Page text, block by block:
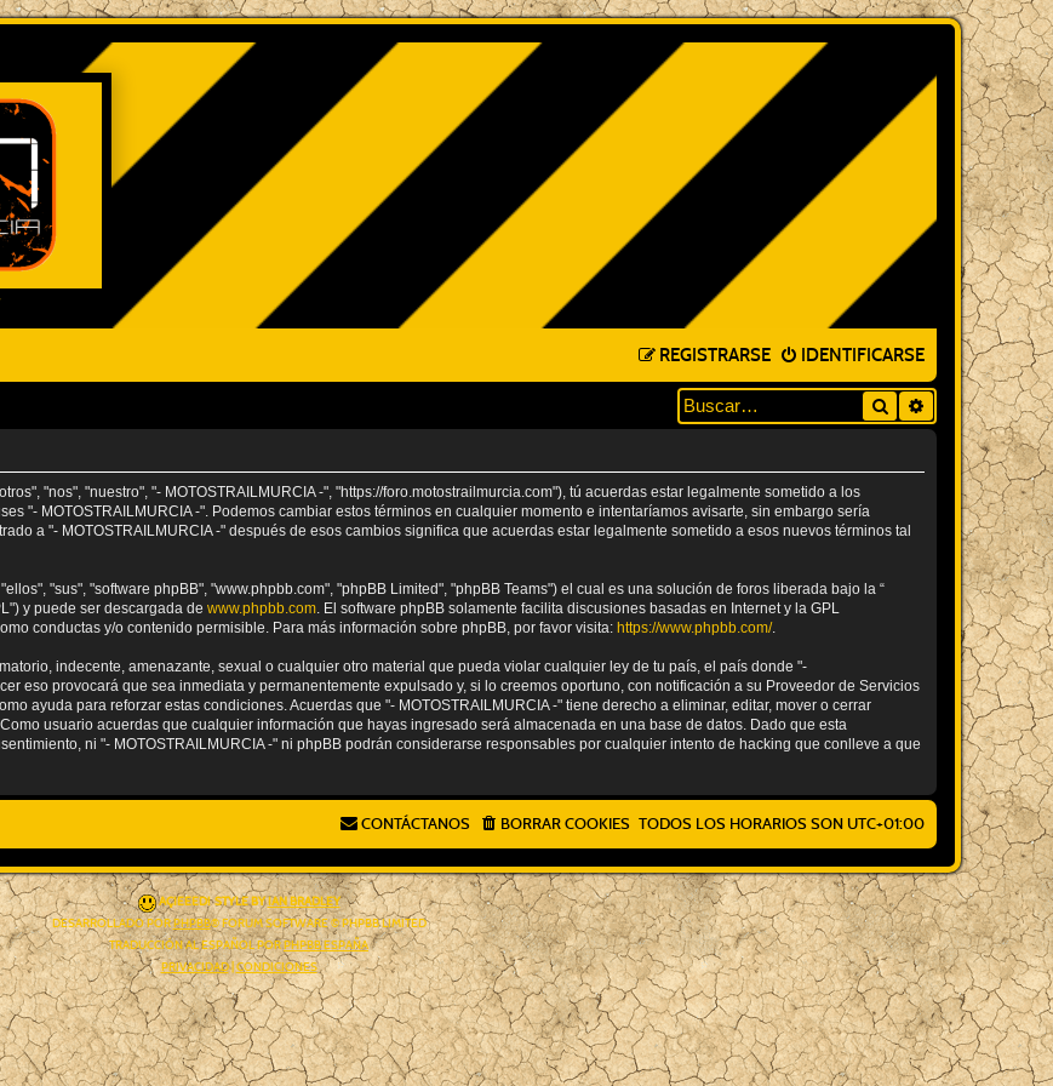
IDENTIFICARSE
REGISTRARSE
Buscar BÚSQUEDA
"nos", "nuestro", "- MOTOSTRAILMURCIA -", "https://foro.motostrailmurcia.com"), tú acuerdas estar legalmente sometido a los
"- MOTOSTRAILMURCIA -". Podemos cambiar estos términos en cualquier momento e intentaríamos avisarte, sin embargo sería
a "- MOTOSTRAILMURCIA -" después de esos cambios significa que acuerdas estar legalmente sometido a esos nuevos términos tal
"sus", "software phpBB", "www.phpbb.com", "phpBB Limited", "phpBB Teams") el cual es una solución de foros liberada bajo la “
y puede ser descargada de www.phpbb.com. El software phpBB solamente facilita discusiones basadas en Internet y la GPL
conductas y/o contenido permisible. Para más información sobre phpBB, por favor visita: https://www.phpbb.com/.
indecente, amenazante, sexual o cualquier otro material que pueda violar cualquier ley de tu país, el país donde "-
eso provocará que sea inmediata y permanentemente expulsado y, si lo creemos oportuno, con notificación a su Proveedor de Servicios
ayuda para reforzar estas condiciones. Acuerdas que "- MOTOSTRAILMURCIA -" tiene derecho a eliminar, editar, mover o cerrar
usuario acuerdas que cualquier información que hayas ingresado será almacenada en una base de datos. Dado que esta
ni "- MOTOSTRAILMURCIA -" ni phpBB podrán considerarse responsables por cualquier intento de hacking que conlleve a que
TODOS LOS HORARIOS SON UTC+01:00
BORRAR COOKIES
CONTÁCTANOS
AÇIEEED! STYLE BYIAN BRADLEY
DESARROLLADO PORPHPBB® FORUM SOFTWARE © PHPBB LIMITED
TRADUCCIÓN AL ESPAÑOL POR PHPBB ESPAÑA
PRIVACIDAD|CONDICIONES